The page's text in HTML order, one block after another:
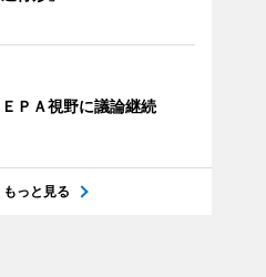
ＥＰＡ視野に議論継続
もっと見る